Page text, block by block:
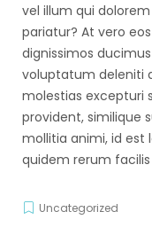
vel illum qui
pariatur? At vero
dignissimos
voluptatum deleniti
molestias excepturi
provident, similique
mollitia animi, id est
quidem rerum
Uncategorized